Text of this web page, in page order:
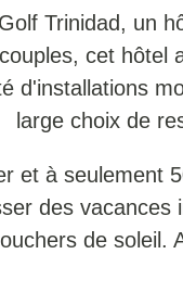
Trinidad, un
cet hôtel
d'installations
large choix de
et à seulement
des vacances
de soleil.